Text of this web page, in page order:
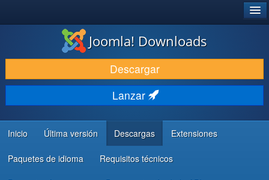
DESCARGAR
DESCUBRE Y APRENDE
COMUNIDAD Y AYUDA
RECURSOS PARA DESARROLLADORES
Joomla! Downloads
Descargar
Lanzar
Inicio Última versión Descargas Extensiones
Paquetes de idioma Requisitos técnicos